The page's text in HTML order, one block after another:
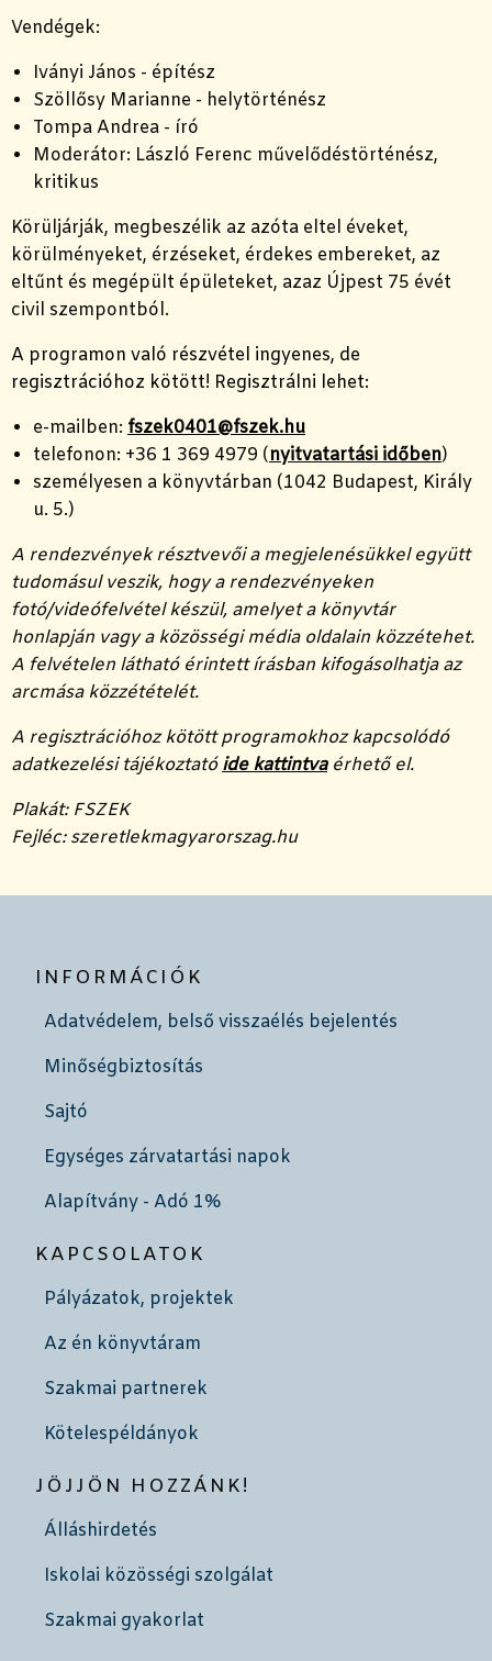
Vendégek:
Iványi János - építész
Szöllősy Marianne - helytörténész
Tompa Andrea - író
Moderátor: László Ferenc művelődéstörténész,
kritikus
Körüljárják, megbeszélik az azóta eltel éveket,
körülményeket, érzéseket, érdekes embereket, az
eltűnt és megépült épületeket, azaz Újpest 75 évét
civil szempontból.
A programon való részvétel ingyenes, de
regisztrációhoz kötött! Regisztrálni lehet:
e-mailben: fszek0401@fszek.hu
telefonon: +36 1 369 4979 (nyitvatartási időben)
személyesen a könyvtárban (1042 Budapest, Király
u. 5.)
A rendezvények résztvevői a megjelenésükkel együtt
tudomásul veszik, hogy a rendezvényeken
fotó/videófelvétel készül, amelyet a könyvtár
honlapján vagy a közösségi média oldalain közzétehet.
A felvételen látható érintett írásban kifogásolhatja az
arcmása közzétételét.
A regisztrációhoz kötött programokhoz kapcsolódó
adatkezelési tájékoztatóide kattintvaérhető el.
Plakát: FSZEK
Fejléc: szeretlekmagyarorszag.hu
INFORMÁCIÓK
Adatvédelem, belső visszaélés bejelentés
Minőségbiztosítás
Sajtó
Egységes zárvatartási napok
Alapítvány - Adó 1%
KAPCSOLATOK
Pályázatok, projektek
Az én könyvtáram
Szakmai partnerek
Kötelespéldányok
JÖJJÖN HOZZÁNK!
Álláshirdetés
Iskolai közösségi szolgálat
Szakmai gyakorlat